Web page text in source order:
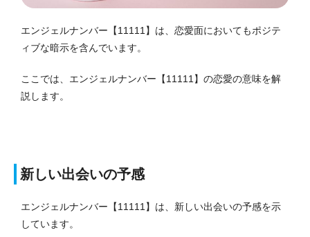
エンジェルナンバー【11111】は、恋愛面においてもポジテ
ィブな暗示を含んでいます。
ここでは、エンジェルナンバー【11111】の恋愛の意味を解
説します。
新しい出会いの予感
エンジェルナンバー【11111】は、新しい出会いの予感を示
しています。